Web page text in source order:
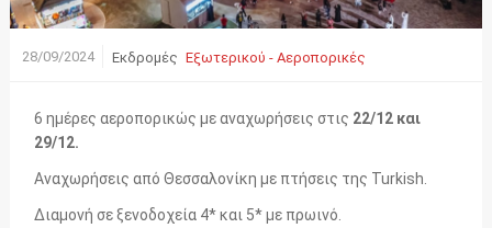
28/09/2024 Εκδρομές Εξωτερικού - Αεροπορικές
6 ημέρες αεροπορικώς με αναχωρήσεις στις 22/12 και
29/12.
Αναχωρήσεις από Θεσσαλονίκη με πτήσεις της Turkish.
Διαμονή σε ξενοδοχεία 4* και 5* με πρωινό.